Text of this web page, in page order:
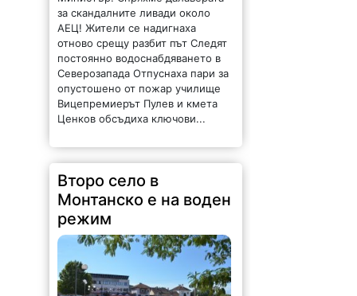
Вицепремиерът Пулев и кмета
Ценков обсъдиха ключови...
Второ село в
Монтанско е на воден
режим
301 | 2026-08-06 17:12:29
Бойчиновското село